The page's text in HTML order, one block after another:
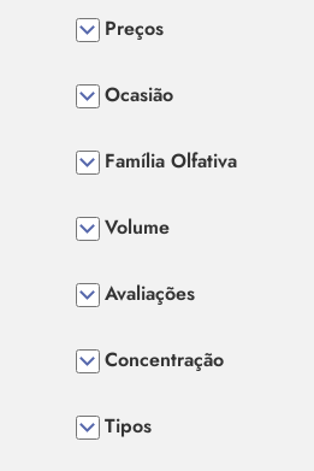
Preços
Ocasião
Família Olfativa
Volume
Avaliações
Concentração
Tipos